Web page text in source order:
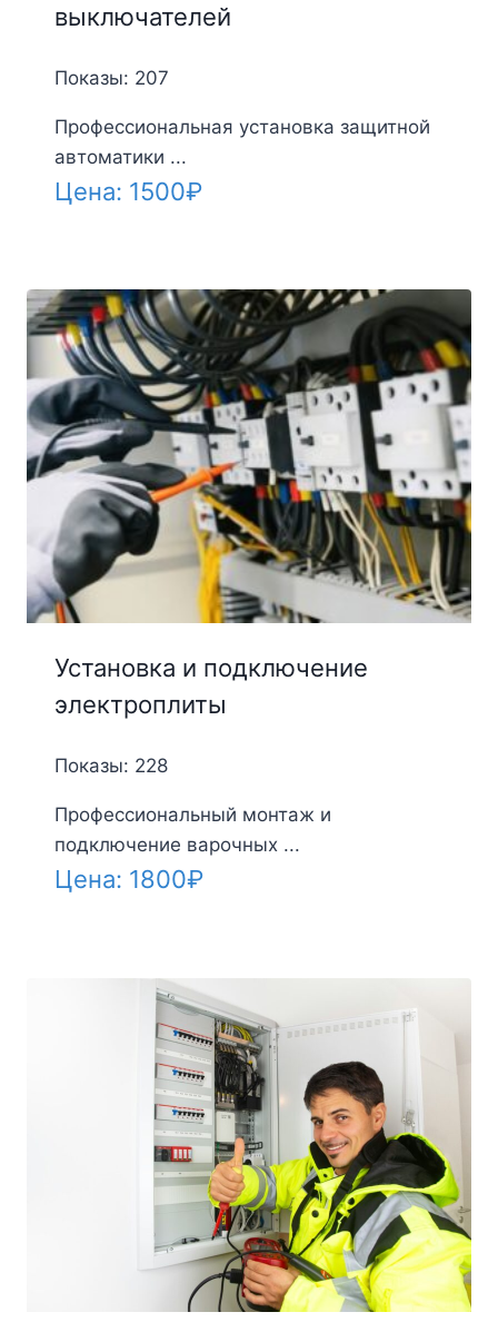
выключателей
Показы: 207
Профессиональная установка защитной
автоматики ...
Цена: 1500₽
Установка и подключение
электроплиты
Показы: 228
Профессиональный монтаж и
подключение варочных ...
Цена: 1800₽